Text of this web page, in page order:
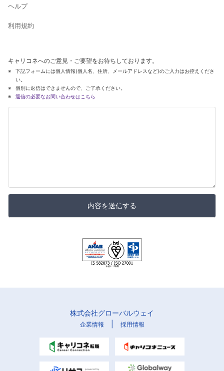
ヘルプ
利用規約
キャリコネへのご意見・ご要望をお待ちしております。
下記フォームには個人情報(個人名、住所、メールアドレスなど)のご入力はお控えくださ
い。
個別に返信はできませんので、ご了承ください。
返信の必要なお問い合わせはこちら
内容を送信する
株式会社グローバルウェイ
企業情報 採用情報